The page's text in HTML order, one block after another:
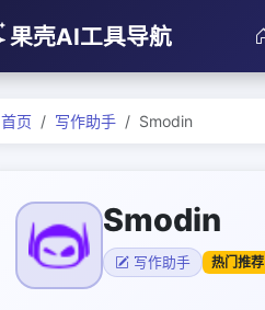
果壳AI工具导航
首页 写作助手 Smodin
Smodin
写作助手 热门推荐